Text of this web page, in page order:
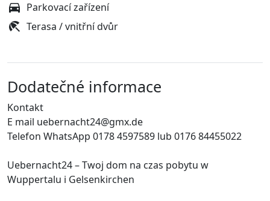
Parkovací zařízení
Terasa / vnitřní dvůr
Dodatečné informace
Kontakt
E mail uebernacht24@gmx.de
Telefon WhatsApp 0178 4597589 lub 0176 84455022
Uebernacht24 – Twoj dom na czas pobytu w
Wuppertalu i Gelsenkirchen